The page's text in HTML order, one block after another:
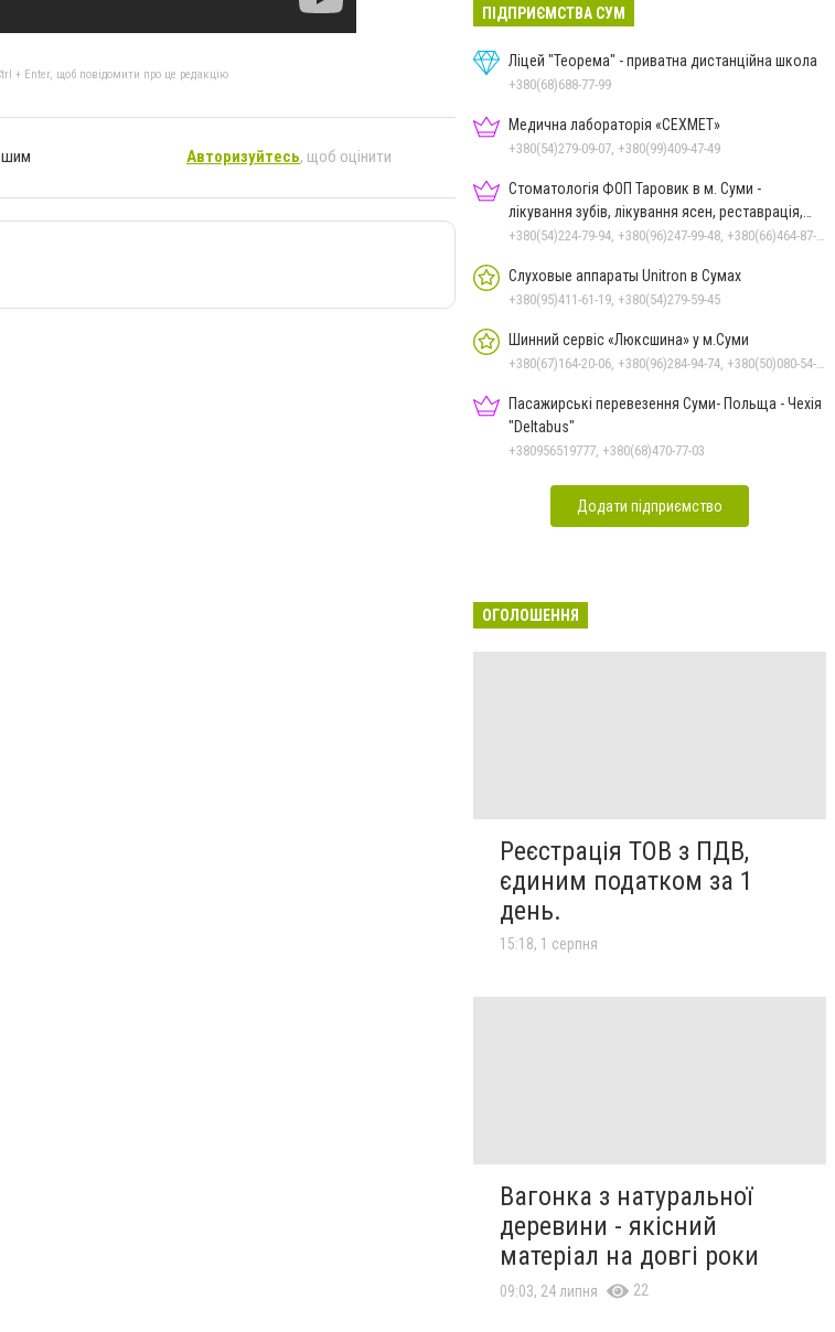
+ Enter, щоб повідомити про це редакцію
Авторизуйтесь, щоб оцінити
ПІДПРИЄМСТВА СУМ
Ліцей "Теорема" - приватна дистанційна школа
+380(68)688-77-99
Медична лабораторія «СЕХМЕТ»
+380(54)279-09-07, +380(99)409-47-49
Стоматологія ФОП Таровик в м. Суми -
лікування зубів, лікування ясен, реставрація,
протезування
Слуховые аппараты Unitron в Сумах
+380(95)411-61-19, +380(54)279-59-45
Шинний сервіс «Люксшина» у м.Суми
Пасажирські перевезення Суми- Польща - Чехія
"Deltabus"
+380956519777, +380(68)470-77-03
Додати підприємство
ОГОЛОШЕННЯ
Реєстрація ТОВ з ПДВ,
єдиним податком за 1
день.
15:18, 1 серпня
Вагонка з натуральної
деревини - якісний
матеріал на довгі роки
09:03, 24 липня 22